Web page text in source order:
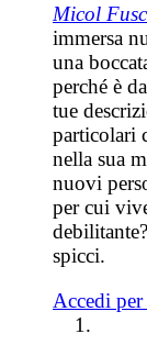
Micol
immersa
una
perché è
tue
particolari
nella sua
nuovi
per cui
spicci.
Accedi